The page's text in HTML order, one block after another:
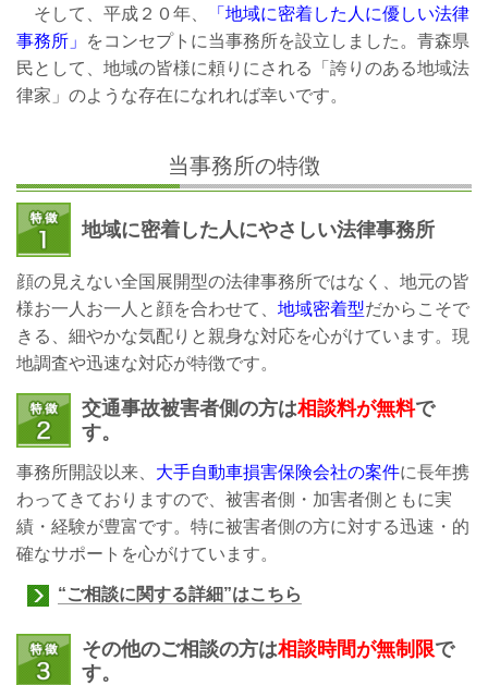
そして、平成２０年、
「地域に密着した人に優しい法律
事務所」
をコンセプトに当事務所を設立しました。青森県
民として、地域の皆様に頼りにされる「誇りのある地域法
律家」のような存在になれれば幸いです。
当事務所の特徴
地域に密着した人にやさしい法律事務所
顔の見えない全国展開型の法律事務所ではなく、地元の皆
様お一人お一人と顔を合わせて、 地域密着型だからこそで
きる、細やかな気配りと親身な対応を心がけています。現
地調査や迅速な対応が特徴です。
交通事故被害者側の方は相談料が無料で
す。
事務所開設以来、 大手自動車損害保険会社の案件に長年携
わってきておりますので、被害者側・加害者側ともに実
績・経験が豊富です。特に被害者側の方に対する迅速・的
確なサポートを心がけています。
“ご相談に関する詳細”はこちら
その他のご相談の方は相談時間が無制限で
す。